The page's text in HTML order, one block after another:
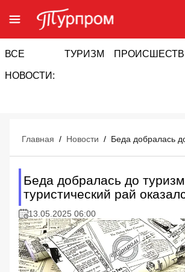
ВСЕ
НОВОСТИ:
ТУРИЗМ
Главная / Новости /
Беда добралась до
туристический рай
13.05.2025 06:00